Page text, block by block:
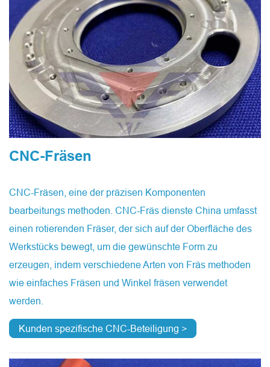
CNC-Fräsen
CNC-Fräsen, eine der präzisen Komponenten
bearbeitungs methoden. CNC-Fräs dienste China umfasst
einen rotierenden Fräser, der sich auf der Oberfläche des
Werkstücks bewegt, um die gewünschte Form zu
erzeugen, indem verschiedene Arten von Fräs methoden
wie einfaches Fräsen und Winkel fräsen verwendet
werden.
Kunden spezifische CNC-Beteiligung >